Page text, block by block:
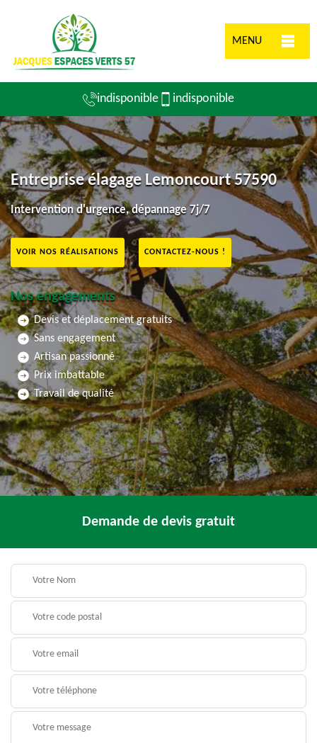
MENU
indisponible indisponible
Entreprise élagage Lemoncourt 57590
Intervention d'urgence, dépannage 7j/7
VOIR NOS RÉALISATIONS CONTACTEZ-NOUS !
Nos engagements
Devis et déplacement gratuits
Sans engagement
Artisan passionné
Prix imbattable
Travail de qualité
Demande de devis gratuit